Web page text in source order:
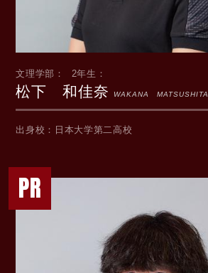
文理学部 2年生
松下 和佳奈 WAKANA MATSUSHITA
出身校 日本大学第二高校
PR